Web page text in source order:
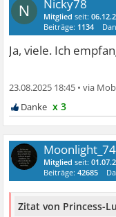
N Nicky78
Mitglied seit:
Beiträge: 1134
Ja, viele. Ich
23.08.2025 18:45 •
x 3
Moonlight_74
Mitglied seit:
Beiträge:42685
Zitat von Princess-